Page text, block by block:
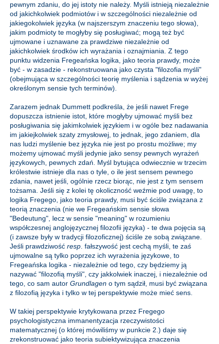
pewnym zdaniu, do jej istoty nie należy. Myśli istnieją niezależnie
od jakichkolwiek podmiotów i w szczególności niezależnie od
jakiegokolwiek języka (w najszerszym znaczeniu tego słowa),
jakim podmioty te mogłyby się posługiwać; mogą też być
ujmowane i uznawane za prawdziwe niezależnie od
jakichkolwiek środków ich wyrażania i oznajmiania. Z tego
punktu widzenia Fregeańska logika, jako teoria prawdy, może
być - w zasadzie - rekonstruowana jako czysta "filozofia myśli"
(obejmująca w szczególności teorię myślenia i sądzenia w wyżej
określonym sensie tych terminów).
Zarazem jednak Dummett podkreśla, że jeśli nawet Frege
dopuszcza istnienie istot, które mogłyby ujmować myśli bez
posługiwania się jakimkolwiek językiem i w ogóle bez nadawania
im jakiejkolwiek szaty zmysłowej, to jednak, jego zdaniem, dla
nas ludzi myślenie bez języka nie jest po prostu możliwe; my
możemy ujmować myśli jedynie jako sensy pewnych wyrażeń
językowych, pewnych zdań. Myśl bytująca odwiecznie w trzecim
królestwie istnieje dla nas o tyle, o ile jest sensem pewnego
zdania, nawet jeśli, ogólnie rzecz biorąc, nie jest z tym sensem
tożsama. Jeśli się z kolei tę okoliczność weźmie pod uwagę, to
logika Fregego, jako teoria prawdy, musi być ściśle związana z
teorią znaczenia (nie we Fregeańskim sensie słowa
"Bedeutung", lecz w sensie "meaning" w rozumieniu
współczesnej anglojęzycznej filozofii języka) - te dwa pojęcia są
(i zawsze były w tradycji filozoficznej) ściśle ze sobą związane.
Jeśli prawdziwość resp. fałszywość jest cechą myśli, te zaś
ujmowalne są tylko poprzez ich wyrażenia językowe, to
Fregeańska logika - niezależnie od tego, czy będziemy ją
nazywać "filozofią myśli", czy jakkolwiek inaczej, i niezależnie od
tego, co sam autor Grundlagen o tym sądził, musi być związana
z filozofią języka i tylko w tej perspektywie może mieć sens.
W takiej perspektywie krytykowana przez Fregego
psychologistyczna immanentyzacja rzeczywistości
matematycznej (o której mówiliśmy w punkcie 2.) daje się
zrekonstruować jako teoria subiektywizująca znaczenia